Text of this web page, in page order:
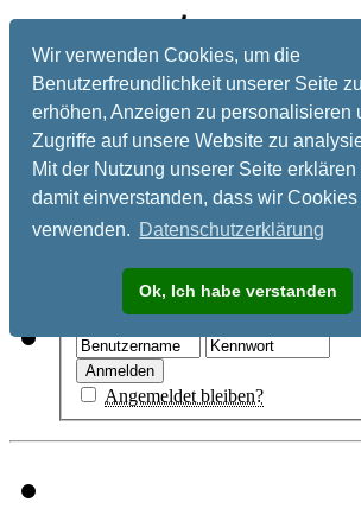
Wir verwenden Cookies, um die
Benutzerfreundlichkeit unserer Seite zu
erhöhen, Anzeigen zu personalisieren
Zugriffe auf unsere Website zu
Mit der Nutzung unserer Seite
damit einverstanden, dass wir Cookies
verwenden. Datenschutzerklärung
Ok, Ich habe verstanden
Registrieren
Angemeldet bleiben?